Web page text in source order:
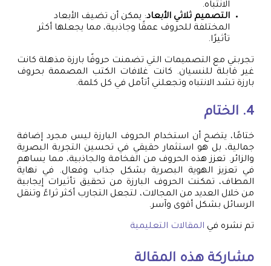
الانتباه.
التصميم ثلاثي الأبعاد: يمكن أن تضيف الأبعاد
المختلفة للحروف عمقًا وجاذبية، مما يجعلها أكثر
تأثيرًا.
تجربتي مع التصميمات التي تضمنت حروفًا بارزة مذهلة كانت
غير قابلة للنسيان. كانت غلافات الكتب المصممة بحروف
بارزة تشد الانتباه وتجعلني أتأمل في كل كلمة.
4. الختام
ختامًا، يتضح أن استخدام الحروف البارزة ليس مجرد إضافة
جمالية، بل هو استثمار حقيقي في تحسين التجربة البصرية
والزائر. تعزز هذه الحروف من الفخامة والجاذبية، مما يساهم
في تعزيز الهوية البصرية بشكل جذاب وفعال. في نهاية
المطاف، تمكنت الحروف البارزة من تحقيق تأثيرات إيجابية
من خلال العديد من المجالات، لتجعل التجارب أكثر ثراءً وتنقل
الرسائل بشكل أقوى وآسر.
تم نشره في المقالات التعليمية
مشاركة هذه المقالة